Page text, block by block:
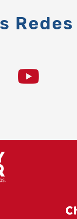
Redes